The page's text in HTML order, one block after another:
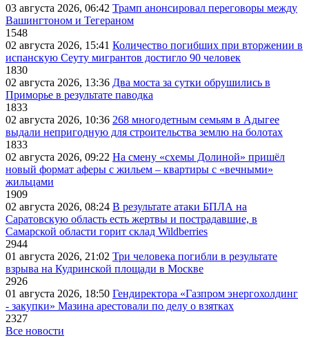
03 августа 2026, 06:42 Трамп анонсировал переговоры между
Вашингтоном и Тегераном
1548
02 августа 2026, 15:41 Количество погибших при вторжении в
испанскую Сеуту мигрантов достигло 90 человек
1830
02 августа 2026, 13:36 Два моста за сутки обрушились в
Приморье в результате паводка
1833
02 августа 2026, 10:36 268 многодетным семьям в Адыгее
выдали непригодную для строительства землю на болотах
1833
02 августа 2026, 09:22 На смену «схемы Долиной» пришёл
новый формат аферы с жильем – квартиры с «вечными»
жильцами
1909
02 августа 2026, 08:24 В результате атаки БПЛА на
Саратовскую область есть жертвы и пострадавшие, в
Самарской области горит склад Wildberries
2944
01 августа 2026, 21:02 Три человека погибли в результате
взрыва на Кудринской площади в Москве
2926
01 августа 2026, 18:50 Гендиректора «Газпром энергохолдинг
- закупки» Мазина арестовали по делу о взятках
2327
Все новости